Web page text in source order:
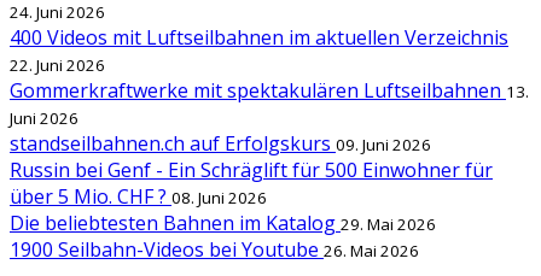
24. Juni 2026
400 Videos mit Luftseilbahnen im aktuellen Verzeichnis
22. Juni 2026
Gommerkraftwerke mit spektakulären Luftseilbahnen 13.
Juni 2026
standseilbahnen.ch auf Erfolgskurs 09. Juni 2026
Russin bei Genf - Ein Schräglift für 500 Einwohner für
über 5 Mio. CHF ? 08. Juni 2026
Die beliebtesten Bahnen im Katalog 29. Mai 2026
1900 Seilbahn-Videos bei Youtube 26. Mai 2026